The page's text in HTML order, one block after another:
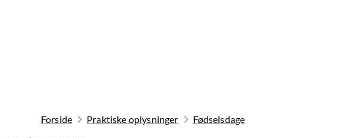
Forside Praktiske oplysninger Fødselsdage